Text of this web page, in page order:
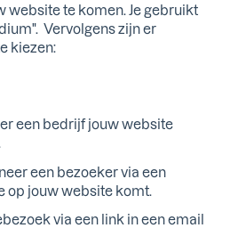
website te komen. Je gebruikt
Vervolgens zijn er
kiezen:
een bedrijf jouw website
een bezoeker via een
op jouw website komt.
via een link in een email